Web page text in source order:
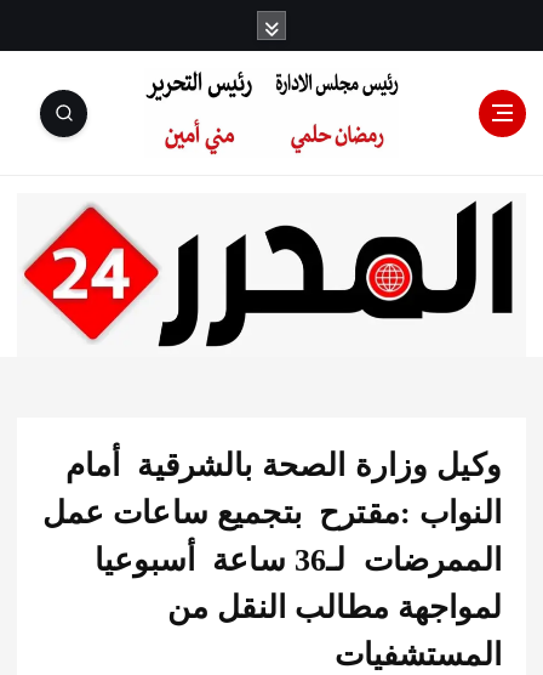
رئيس مجلس
الإدارة: رمضان
التحرير:مني أمين
وزارة الصحة بالشرقية أمام
:مقترح بتجميع ساعات عمل
الممرضات لـ36 ساعة أسبوعيا
مطالب النقل من